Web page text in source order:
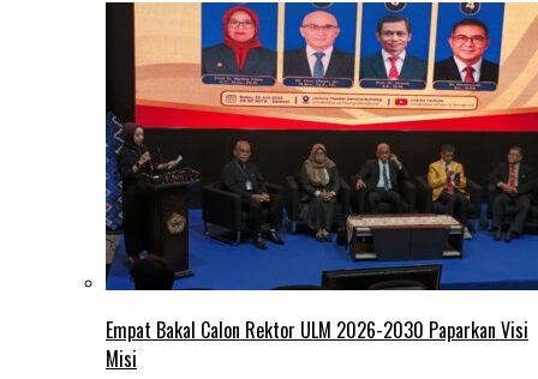
Empat Bakal Calon Rektor ULM 2026-2030 Paparkan Visi
Misi